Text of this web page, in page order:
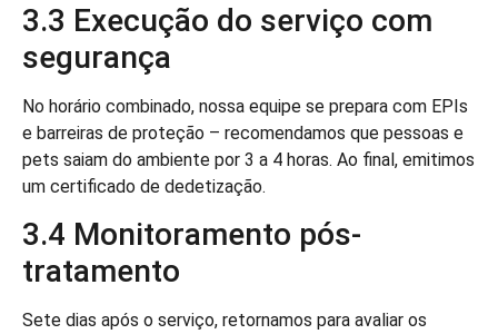
3.3 Execução do serviço com
segurança
No horário combinado, nossa equipe se prepara com EPIs
e barreiras de proteção – recomendamos que pessoas e
pets saiam do ambiente por 3 a 4 horas. Ao final, emitimos
um certificado de dedetização.
3.4 Monitoramento pós-
tratamento
Sete dias após o serviço, retornamos para avaliar os